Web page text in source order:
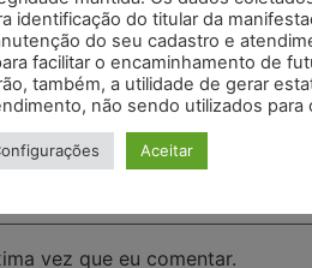
vez que eu comentar.
identificação do titular da
do seu cadastro e
facilitar o encaminhamento de
também, a utilidade de gerar
não sendo utilizados para
Aceitar